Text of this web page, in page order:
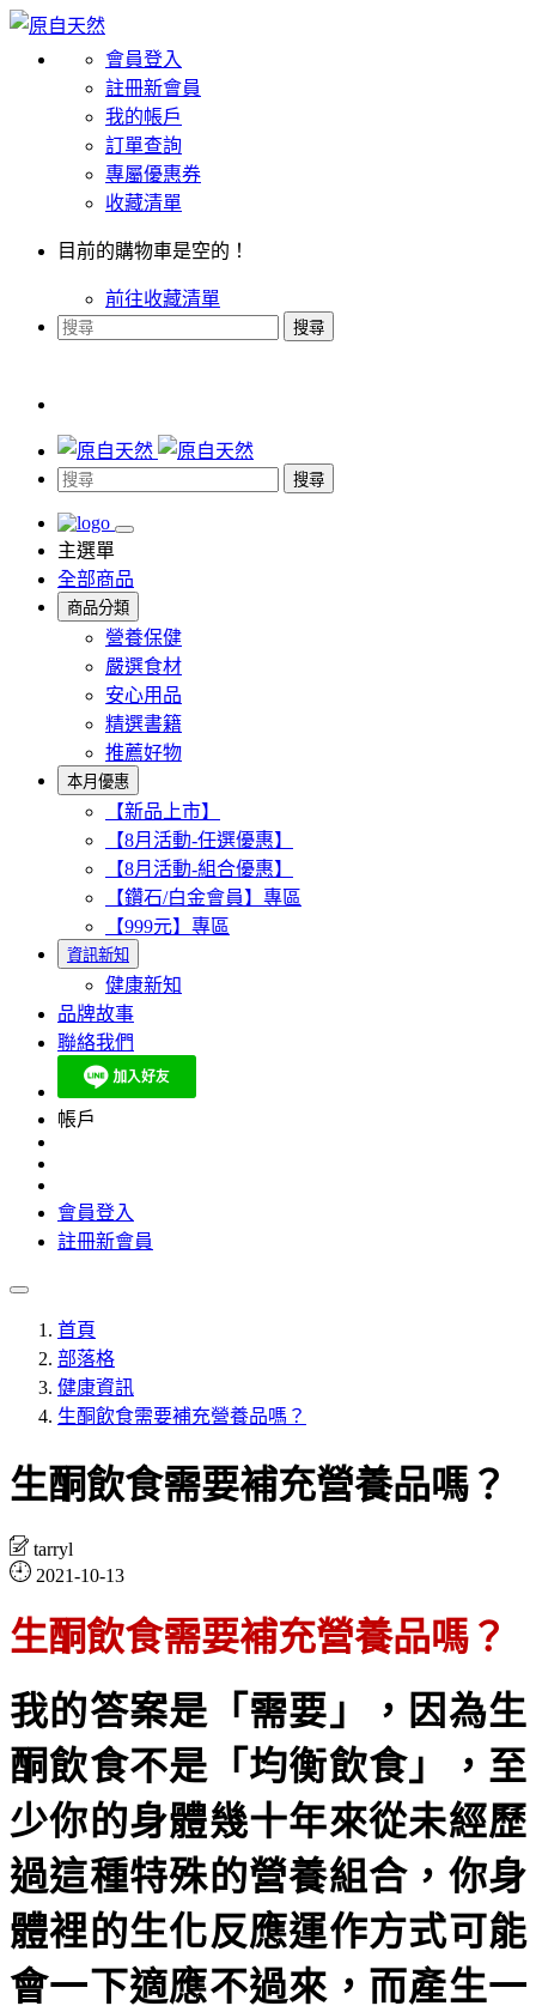
會員登入
註冊新會員
我的帳戶
訂單查詢
專屬優惠券
收藏清單
目前的購物車是空的！
前往收藏清單
搜尋
搜尋
主選單
全部商品
商品分類
營養保健
嚴選食材
安心用品
精選書籍
推薦好物
本月優惠
【新品上市】
【8月活動-任選優惠】
【8月活動-組合優惠】
【鑽石/白金會員】專區
【999元】專區
資訊新知
健康新知
品牌故事
聯絡我們
帳戶
會員登入
註冊新會員
首頁
部落格
健康資訊
生酮飲食需要補充營養品嗎？
生酮飲食需要補充營養品嗎？
tarryl
2021-10-13
生酮飲食需要補充營養品嗎？
我的答案是「需要」，因為生
酮飲食不是「均衡飲食」，至
少你的身體幾十年來從未經歷
過這種特殊的營養組合，你身
體裡的生化反應運作方式可能
會一下適應不過來，而產生一